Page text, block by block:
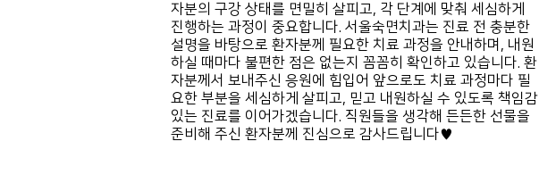
자분의 구강 상태를 면밀히 살피고, 각 단계에 맞춰 세심하게
진행하는 과정이 중요합니다. 서울숙면치과는 진료 전 충분한
설명을 바탕으로 환자분께 필요한 치료 과정을 안내하며, 내원
하실 때마다 불편한 점은 없는지 꼼꼼히 확인하고 있습니다. 환
자분께서 보내주신 응원에 힘입어 앞으로도 치료 과정마다 필
요한 부분을 세심하게 살피고, 믿고 내원하실 수 있도록 책임감
있는 진료를 이어가겠습니다. 직원들을 생각해 든든한 선물을
준비해 주신 환자분께 진심으로 감사드립니다♥